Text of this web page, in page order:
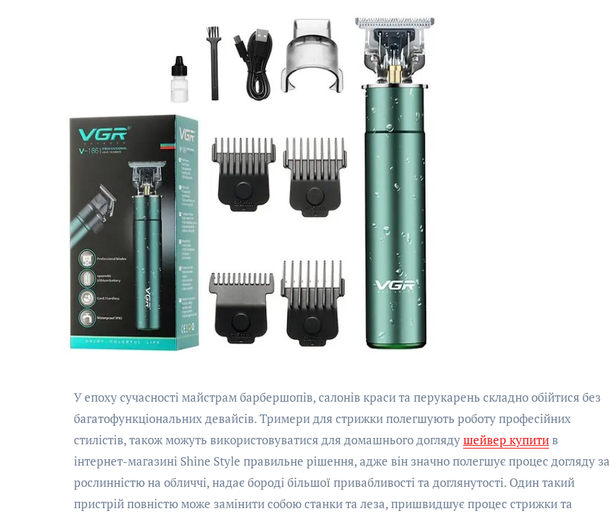
У епоху сучасності майстрам барбершопів, салонів краси та перукарень складно обійтися без
багатофункціональних девайсів. Тримери для стрижки полегшують роботу професійних
стилістів, також можуть використовуватися для домашнього доглядушейвер купитив
інтернет-магазині Shine Style правильне рішення, адже він значно полегшує процес догляду за
рослинністю на обличчі, надає бороді більшої привабливості та доглянутості. Один такий
пристрій повністю може замінити собою станки та леза, пришвидшує процес стрижки та